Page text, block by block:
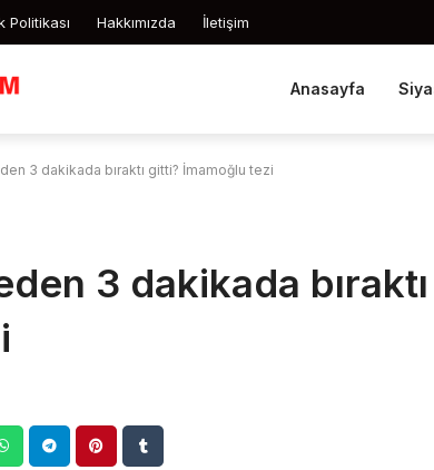
Politikası Hakkımızda İletişim
Anasayfa
3 dakikada bıraktı gitti? İmamoğlu tezi
3 dakikada